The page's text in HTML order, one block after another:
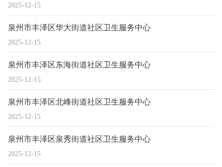
2025-12-15
2025-12-15
泉州市丰泽区华大街道社区卫生服务中心
2025-12-15
泉州市丰泽区东海街道社区卫生服务中心
2025-12-15
泉州市丰泽区北峰街道社区卫生服务中心
2025-12-15
泉州市丰泽区泉秀街道社区卫生服务中心